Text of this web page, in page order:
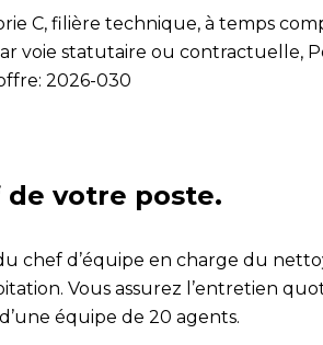
C, filière technique, à temps
voie statutaire ou contractuelle,
2026-030
votre poste.
chef d’équipe en charge du
Vous assurez l’entretien
équipe de 20 agents.